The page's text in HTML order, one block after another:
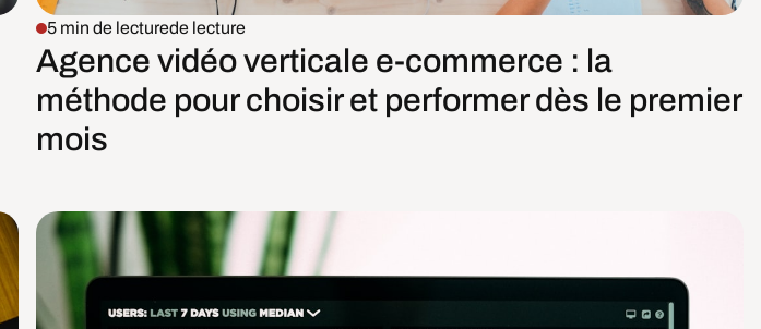
5 min de lecturede lecture
Agence vidéo verticale e-commerce : la
méthode pour choisir et performer dès le premier
mois